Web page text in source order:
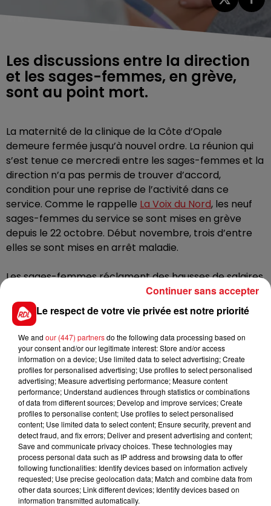
Les discussions entre la direction
et les sages-femmes, en grève,
sont au point mort.
La maternité de la clinique de la Côte d’Opale
demeure fermée jusqu’à nouvel ordre. La réunion qui
s’est tenue ce mercredi entre les sages-femmes et la
direction n’a pas permis de trouver d’accord,
condition pour une reprise de l’activité dans ce
service. Comme le rappelle La Voix du Nord, les neuf
sages-femmes du service se sont mises en grève
depuis le 22 octobre. Début novembre, trois d’entre
elles se sont mises en arrêt maladie.
Les sages-femmes réclament des hausses de salaires
et une meilleure reconnaissance de leur métier. La
direction tente de recruter des remplaçants, mais ils
«ne seront pas effectifs
» d’ici ce week-end. Au moins
une trentaine de femmes ont programmé leur
accouchement à la clinique de la Côte d’Opale ce
mois-ci.
FIL D'ACTUS
Le respect de votre vie privée est notre priorité
We and our (447) partnersdo the following data processing based on
your consent and/or our legitimate interest: Store and/or access
information on a device; Use limited data to select advertising; Create
profiles for personalised advertising; Use profiles to select personalised
advertising; Measure advertising performance; Measure content
performance; Understand audiences through statistics or combinations
of data from different sources; Develop and improve services; Create
profiles to personalise content; Use profiles to select personalised
content; Use limited data to select content; Ensure security, prevent and
detect fraud, and fix errors; Deliver and present advertising and content;
Save and communicate privacy choices. These technologies may
process personal data such as IP address and browsing data to offer
following functionalities: Identify devices based on information actively
requested; Use precise geolocation data; Match and combine data from
other data sources; Link different devices; Identify devices based on
information transmitted automatically.
Continuer sans accepter